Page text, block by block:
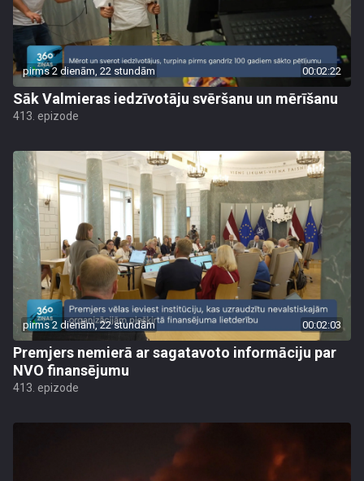
pirms 2 dienām, 22 stundām 00:02:22
Sāk Valmieras iedzīvotāju svēršanu un mērīšanu
413. epizode
pirms 2 dienām, 22 stundām 00:02:03
Premjers nemierā ar sagatavoto informāciju par
NVO finansējumu
413. epizode